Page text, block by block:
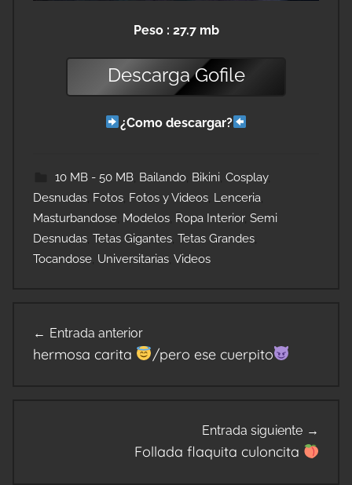
Peso : 27.7 mb
DescargaGofile
¿Como descargar?
10 MB - 50 MB, Bailando, Bikini, Cosplay,
Desnudas Fotos Fotos y Videos Lenceria
Masturbandose Modelos Ropa Interior, Semi
Desnudas Tetas Gigantes Tetas Grandes
Tocandose Universitarias Videos
de
Entrada anterior
hermosa carita /pero ese cuerpito
Entrada siguiente
Follada flaquita culoncita